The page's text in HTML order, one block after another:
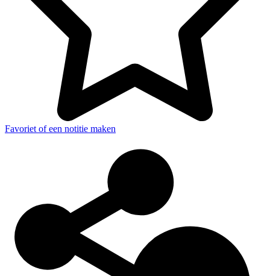
Favoriet of een notitie maken